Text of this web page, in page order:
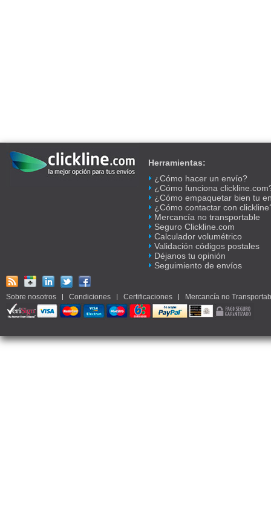
Herramientas:
¿Cómo hacer un envío?
¿Cómo funciona
¿Cómo empaquetar bien tu
¿Cómo contactar con
Mercancía no transportable
Seguro Clickline.com
Calculador volumétrico
Validación códigos postales
Déjanos tu opinión
Seguimiento de envíos
Sobre nosotros Condiciones Certificaciones Mercancía no